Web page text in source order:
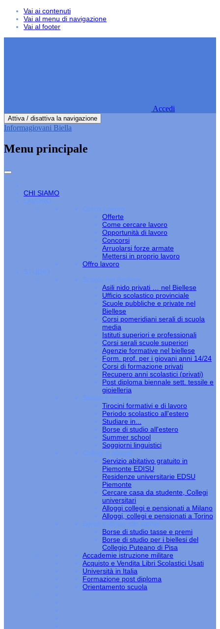
Vai ai contenuti
Vai al menu di navigazione
Vai al footer
Accedi
Attiva / disattiva la navigazione
Informagiovani Biella
Menu principale
CHI SIAMO
LAVORO
Cerco Lavoro
Offerte
Come cercare lavoro
Opportunità di lavoro
Concorsi
Arruolarsi forze armate
Mettersi in proprio lavoro
Offro lavoro
STUDIO
Scuole nel Biellese
Asili nido privati … nel Biellese
Ufficio scolastico provinciale
Scuole pubbliche e private nel
Biellese
Corsi pomeridiani serali di scuola
media
Istituti superiori e professionali
Corsi serali scuole superiori
Agenzie formative nel biellese
Form. prof. per i giovani anni 14/24
Corsi di formazione privati
Recupero anni scolastici (privati)
Post diploma biennale sett. tessile e
gioielleria
Studiare estero
Tirocini formativi e di lavoro
Periodo scolastico all'estero
Studiare in...
Borse di studio all'estero
Summer school
Soggiorni linguistici
Collegi e alloggi
Servizio abitativo gratuito in
Piemonte EDISU
Residenze universitarie EDSU
Piemonte
Cercare casa da studente, Collegi
universitari
Alloggi collegi e pensionati a Milano
Alloggi, collegi e pensionati a Torino
Borse e diritto allo studio
Borse di studio tasse e premi
Borse di studio per i biellesi del
Collegio Puteano di Pisa
Accademie istruzione militare
Acquisto e Vendita Libri Scolastici Usati
Università in Italia
Formazione post diploma
Orientamento scuola